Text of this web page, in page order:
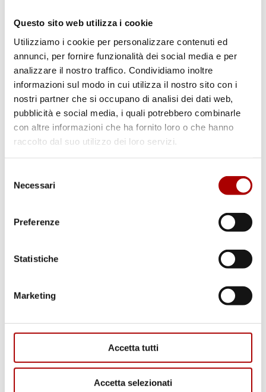
Questo sito web utilizza i cookie
Utilizziamo i cookie per personalizzare contenuti ed
annunci, per fornire funzionalità dei social media e per
analizzare il nostro traffico. Condividiamo inoltre
informazioni sul modo in cui utilizza il nostro sito con i
nostri partner che si occupano di analisi dei dati web,
pubblicità e social media, i quali potrebbero combinarle
con altre informazioni che ha fornito loro o che hanno
raccolto dal suo utilizzo dei loro servizi.
delNecessari
Preferenze
Statistiche
Marketing
Accetta tutti
Accetta selezionati
ristoranti
Siamo specializzati nella produzione di gustosi
dettaglio nel nostro Negozio di Tallone nella sede
di Imperia. I nostri salumi provengono dacarni di
maiale, di bovino e tacchino selezionate
secondo i criteri di freschezza, qualità e
genuinità, e sono confezionati in ambiente
Salumi confezionati: salumi cotti,
di suino, a produzione artigianale
ampio catalogo
gustoso
bacon cotto
arrosto di
tacchino
antipasto immancabile della tradizione
enogastronomica italiana. I salami firmati Tallone